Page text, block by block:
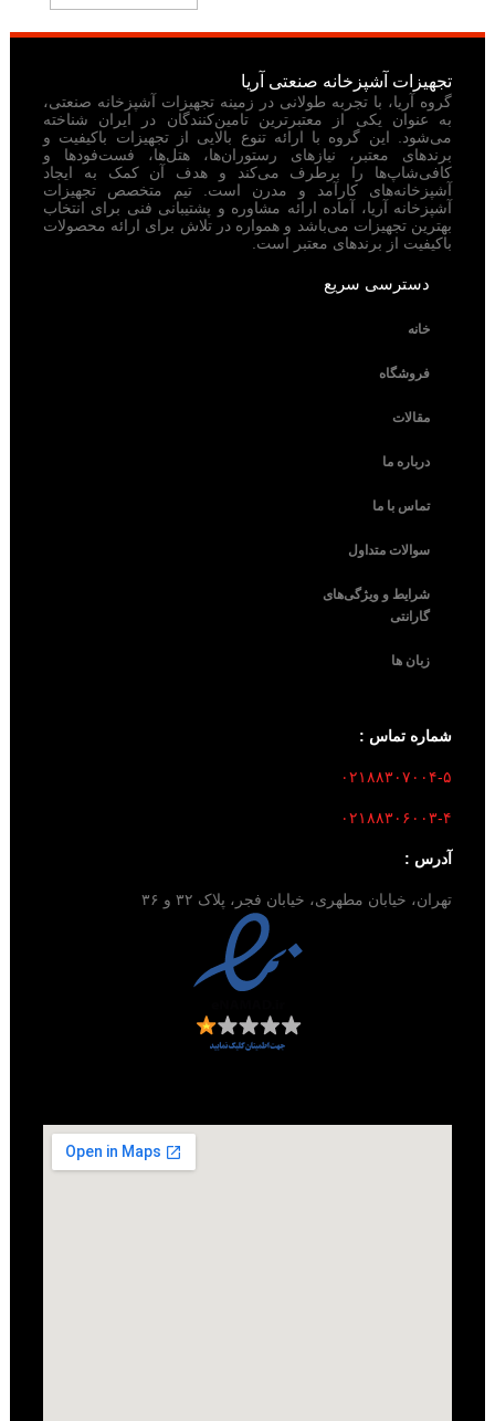
تجهیزات آشپزخانه صنعتی آریا
گروه آریا، با تجربه طولانی در زمینه تجهیزات آشپزخانه صنعتی،
به عنوان یکی از معتبرترین تامین‌کنندگان در ایران شناخته
می‌شود. این گروه با ارائه تنوع بالایی از تجهیزات باکیفیت و
برندهای معتبر، نیازهای رستوران‌ها، هتل‌ها، فست‌فودها و
کافی‌شاپ‌ها را برطرف می‌کند و هدف آن کمک به ایجاد
آشپزخانه‌های کارآمد و مدرن است. تیم متخصص تجهیزات
آشپزخانه آریا، آماده ارائه مشاوره و پشتیبانی فنی برای انتخاب
بهترین تجهیزات می‌باشد و همواره در تلاش برای ارائه محصولات
باکیفیت از برندهای معتبر است.
دسترسی سریع
خانه
فروشگاه
مقالات
درباره ما
تماس با ما
سوالات متداول
شرایط و ویژگی‌های
گارانتی
زبان ها
شماره تماس :
۰۲۱۸۸۳۰۷۰۰۴-۵
۰۲۱۸۸۳۰۶۰۰۳-۴
آدرس :
تهران، خیابان مطهری، خیابان فجر، پلاک ۳۲ و ۳۶